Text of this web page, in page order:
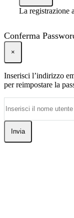
La registrazione
Conferma
×
Inserisci l’indirizzo
per reimpostare la
Invia